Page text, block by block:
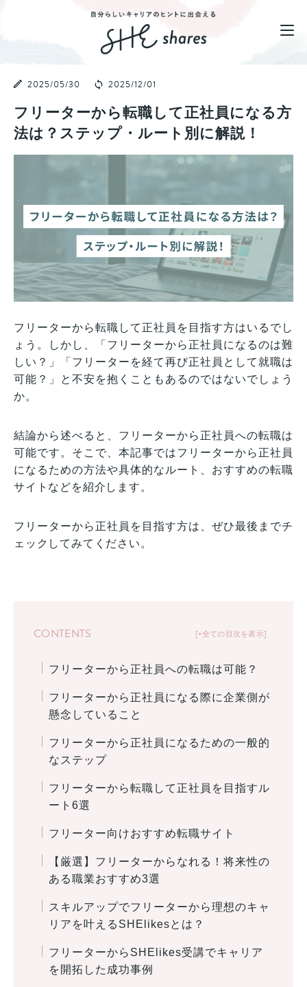
2025/05/30 2025/12/01
フリーターから転職して正社員になる方
法は？ステップ・ルート別に解説！
フリーターから転職して正社員を目指す方はいるでし
ょう。しかし、「フリーターから正社員になるのは難
しい？」「フリーターを経て再び正社員として就職は
可能？」と不安を抱くこともあるのではないでしょう
か。
結論から述べると、フリーターから正社員への転職は
可能です。そこで、本記事ではフリーターから正社員
になるための方法や具体的なルート、おすすめの転職
サイトなどを紹介します。
フリーターから正社員を目指す方は、ぜひ最後までチ
ェックしてみてください。
+全ての目次を表示
CONTENTS
フリーターから正社員への転職は可能？
フリーターから正社員になる際に企業側が
懸念していること
フリーターから正社員になるための一般的
なステップ
フリーターから転職して正社員を目指すル
ート6選
フリーター向けおすすめ転職サイト
【厳選】フリーターからなれる！将来性の
ある職業おすすめ3選
スキルアップでフリーターから理想のキャ
リアを叶えるSHElikesとは？
フリーターからSHElikes受講でキャリア
を開拓した成功事例